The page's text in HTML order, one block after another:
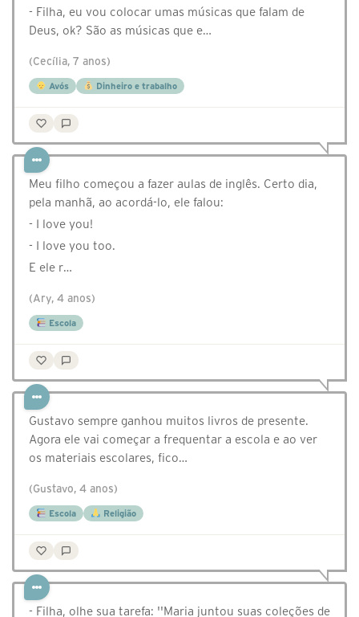
- Filha, eu vou colocar umas músicas que falam de
Deus, ok? São as músicas que e…
(Cecília, 7 anos)
Avós Dinheiro e trabalho
Meu filho começou a fazer aulas de inglês. Certo dia,
pela manhã, ao acordá-lo, ele falou:
- I love you!
- I love you too.
E ele r…
(Ary, 4 anos)
Escola
Gustavo sempre ganhou muitos livros de presente.
Agora ele vai começar a frequentar a escola e ao ver
os materiais escolares, fico…
(Gustavo, 4 anos)
Escola Religião
- Filha, olhe sua tarefa: ''Maria juntou suas coleções de